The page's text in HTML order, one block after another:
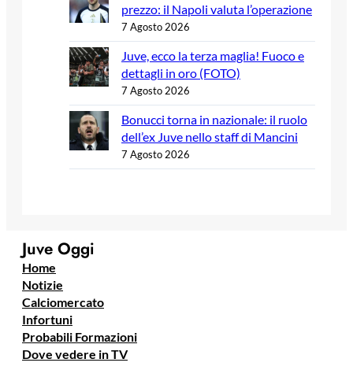
prezzo: il Napoli valuta l’operazione
7 Agosto 2026
Juve, ecco la terza maglia! Fuoco e
dettagli in oro (FOTO)
7 Agosto 2026
Bonucci torna in nazionale: il ruolo
dell’ex Juve nello staff di Mancini
7 Agosto 2026
Juve Oggi
Home
Notizie
Calciomercato
Infortuni
Probabili Formazioni
Dove vedere in TV